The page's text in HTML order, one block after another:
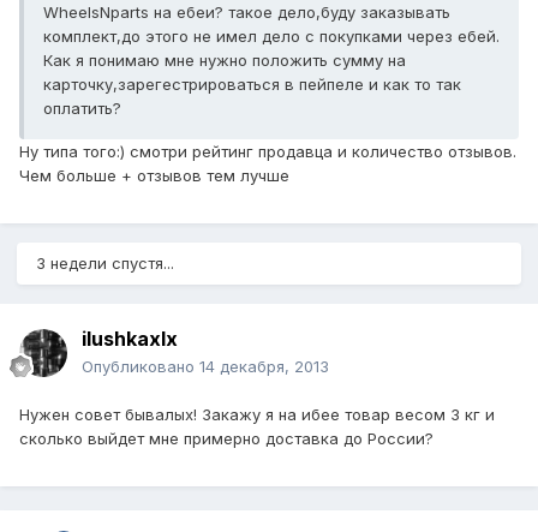
WheelsNparts на ебеи? такое дело,буду заказывать
комплект,до этого не имел дело с покупками через ебей.
Как я понимаю мне нужно положить сумму на
карточку,зарегестрироваться в пейпеле и как то так
оплатить?
Ну типа того:) смотри рейтинг продавца и количество отзывов.
Чем больше + отзывов тем лучше
3 недели спустя...
ilushkaxlx
Опубликовано 14 декабря, 2013
Нужен совет бывалых! Закажу я на ибее товар весом 3 кг и
сколько выйдет мне примерно доставка до России?